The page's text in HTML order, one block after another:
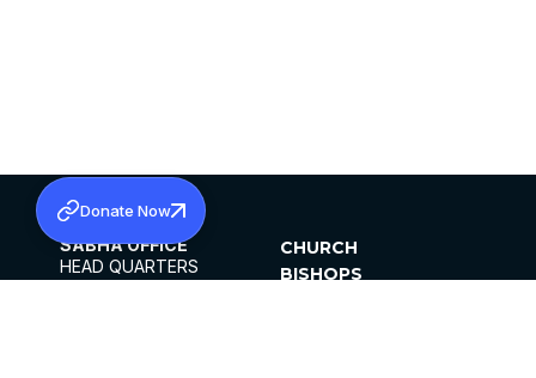
SABHA OFFICE
HEAD QUARTERS
CHURCH
BISHOPS
Donate Now